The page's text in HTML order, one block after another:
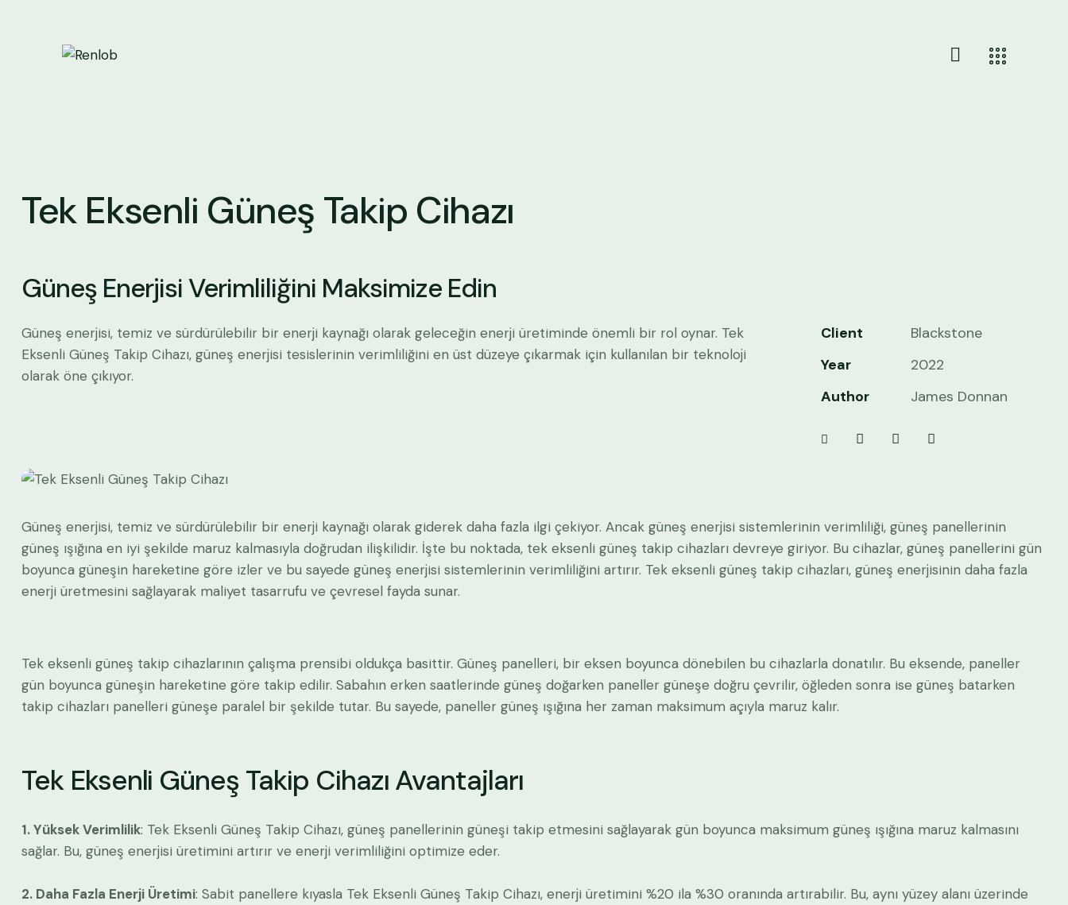
Tek Eksenli Güneş Takip Cihazı
Güneş Enerjisi Verimliliğini Maksimize Edin
Güneş enerjisi, temiz ve sürdürülebilir bir enerji kaynağı olarak geleceğin enerji üretiminde önemli bir rol oynar. Tek
Eksenli Güneş Takip Cihazı, güneş enerjisi tesislerinin verimliliğini en üst düzeye çıkarmak için kullanılan bir teknoloji
olarak öne çıkıyor.
Client
Blackstone
Year
2022
Author
James Donnan
Güneş enerjisi, temiz ve sürdürülebilir bir enerji kaynağı olarak giderek daha fazla ilgi çekiyor. Ancak güneş enerjisi sistemlerinin verimliliği, güneş panellerinin
güneş ışığına en iyi şekilde maruz kalmasıyla doğrudan ilişkilidir. İşte bu noktada, tek eksenli güneş takip cihazları devreye giriyor. Bu cihazlar, güneş panellerini gün
boyunca güneşin hareketine göre izler ve bu sayede güneş enerjisi sistemlerinin verimliliğini artırır. Tek eksenli güneş takip cihazları, güneş enerjisinin daha fazla
enerji üretmesini sağlayarak maliyet tasarrufu ve çevresel fayda sunar.
Tek eksenli güneş takip cihazlarının çalışma prensibi oldukça basittir. Güneş panelleri, bir eksen boyunca dönebilen bu cihazlarla donatılır. Bu eksende, paneller
gün boyunca güneşin hareketine göre takip edilir. Sabahın erken saatlerinde güneş doğarken paneller güneşe doğru çevrilir, öğleden sonra ise güneş batarken
takip cihazları panelleri güneşe paralel bir şekilde tutar. Bu sayede, paneller güneş ışığına her zaman maksimum açıyla maruz kalır.
Tek Eksenli Güneş Takip Cihazı Avantajları
1. Yüksek Verimlilik: Tek Eksenli Güneş Takip Cihazı, güneş panellerinin güneşi takip etmesini sağlayarak gün boyunca maksimum güneş ışığına maruz kalmasını
sağlar. Bu, güneş enerjisi üretimini artırır ve enerji verimliliğini optimize eder.
2. Daha Fazla Enerji Üretimi: Sabit panellere kıyasla Tek Eksenli Güneş Takip Cihazı, enerji üretimini %20 ila %30 oranında artırabilir. Bu, aynı yüzey alanı üzerinde